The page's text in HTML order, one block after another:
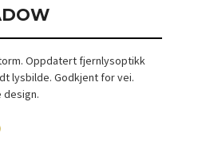
Oppdatert fjernlysoptikk
lysbilde. Godkjent for vei.
design.